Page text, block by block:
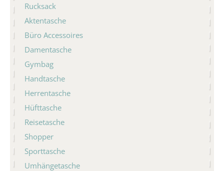
Rucksack
Aktentasche
Büro Accessoires
Damentasche
Gymbag
Handtasche
Herrentasche
Hüfttasche
Reisetasche
Shopper
Sporttasche
Umhängetasche